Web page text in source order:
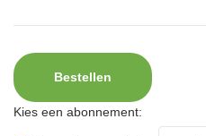
Bestellen
Kies een abonnement: